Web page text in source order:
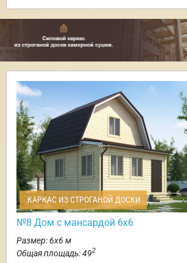
КАРКАС ИЗ СТРОГАНОЙ ДОСКИ
№8 Дом с мансардой 6х6
Размер: 6х6 м
Общая площадь: 492